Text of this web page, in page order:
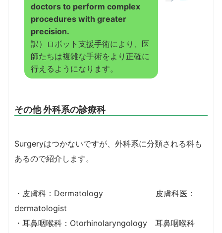
doctors to perform complex
procedures with greater
precision.
訳）ロボット支援手術により、医
師たちは複雑な手術をより正確に
行えるようになります。
その他 外科系の診療科
Surgeryはつかないですが、外科系に分類される科も
あるので紹介します。
・皮膚科：Dermatology 皮膚科医：
dermatologist
・耳鼻咽喉科：Otorhinolaryngology 耳鼻咽喉科